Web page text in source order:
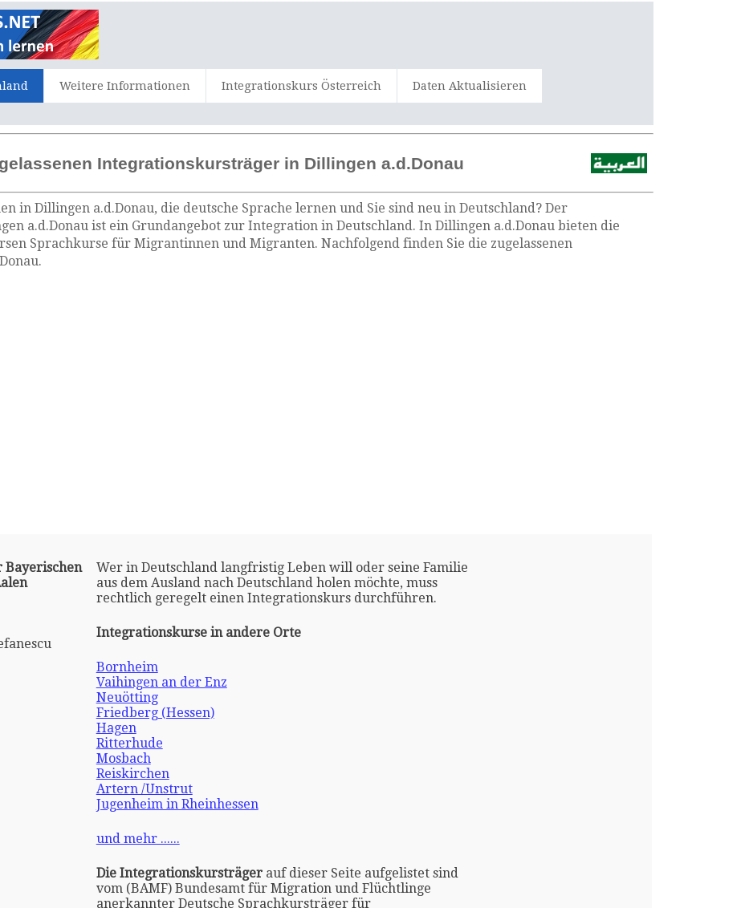
Weitere Informationen Integrationskurs Österreich Daten Aktualisieren
Integrationskursträger in Dillingen a.d.Donau
in Dillingen a.d.Donau, die deutsche Sprache lernen und Sie sind neu in Deutschland? Der
a.d.Donau ist ein Grundangebot zur Integration in Deutschland. In Dillingen a.d.Donau bieten die
Sprachkurse für Migrantinnen und Migranten. Nachfolgend finden Sie die zugelassenen
Wer in Deutschland langfristig Leben will oder seine Familie
aus dem Ausland nach Deutschland holen möchte, muss
rechtlich geregelt einen Integrationskurs durchführen.
Integrationskurse in andere Orte
Bornheim
Vaihingen an der Enz
Neuötting
Friedberg (Hessen)
Hagen
Ritterhude
Mosbach
Reiskirchen
Artern /Unstrut
Jugenheim in Rheinhessen
und mehr ......
Die Integrationskursträgerauf dieser Seite aufgelistet sind
vom (BAMF) Bundesamt für Migration und Flüchtlinge
anerkannter Deutsche Sprachkursträger für